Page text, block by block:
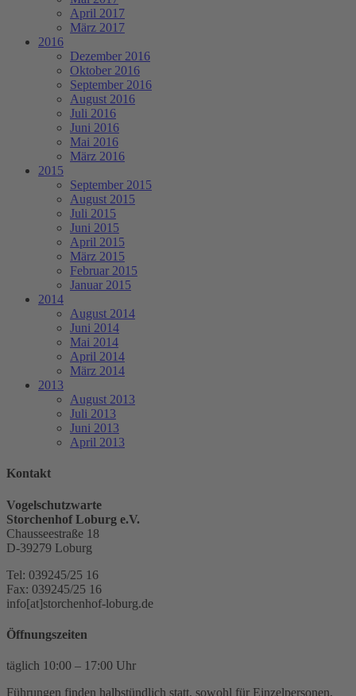
April 2017
März 2017
2016
Dezember 2016
Oktober 2016
September 2016
August 2016
Juli 2016
Juni 2016
Mai 2016
März 2016
2015
September 2015
August 2015
Juli 2015
Juni 2015
April 2015
März 2015
Februar 2015
Januar 2015
2014
August 2014
Juni 2014
Mai 2014
April 2014
März 2014
2013
August 2013
Juli 2013
Juni 2013
April 2013
Kontakt
Vogelschutzwarte
Storchenhof Loburg e.V.
Chausseestraße 18
D-39279 Loburg
Tel: 039245/25 16
Fax: 039245/25 16
info[at]storchenhof-loburg.de
Öffnungszeiten
täglich 10:00 – 17:00 Uhr
Führungen finden halbstündlich statt, sowohl für Einzelpersonen,